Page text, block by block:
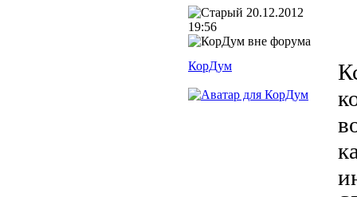
20.12.2012
19:56
КорДум